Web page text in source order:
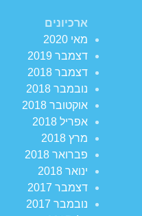
ארכיונים
מאי 2020
דצמבר 2019
דצמבר 2018
נובמבר 2018
אוקטובר 2018
אפריל 2018
מרץ 2018
פברואר 2018
ינואר 2018
דצמבר 2017
נובמבר 2017